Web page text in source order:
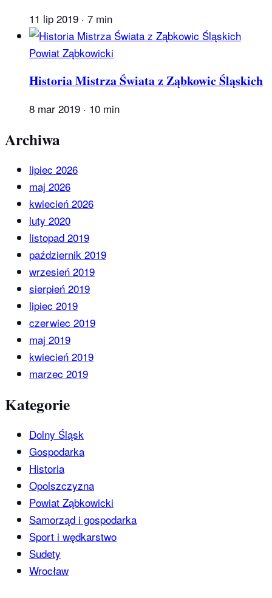
11 lip 2019 · 7 min
Powiat Ząbkowicki
Historia Mistrza Świata z Ząbkowic Śląskich
8 mar 2019 · 10 min
Archiwa
lipiec 2026
maj 2026
kwiecień 2026
luty 2020
listopad 2019
październik 2019
wrzesień 2019
sierpień 2019
lipiec 2019
czerwiec 2019
maj 2019
kwiecień 2019
marzec 2019
Kategorie
Dolny Śląsk
Gospodarka
Historia
Opolszczyzna
Powiat Ząbkowicki
Samorząd i gospodarka
Sport i wędkarstwo
Sudety
Wrocław